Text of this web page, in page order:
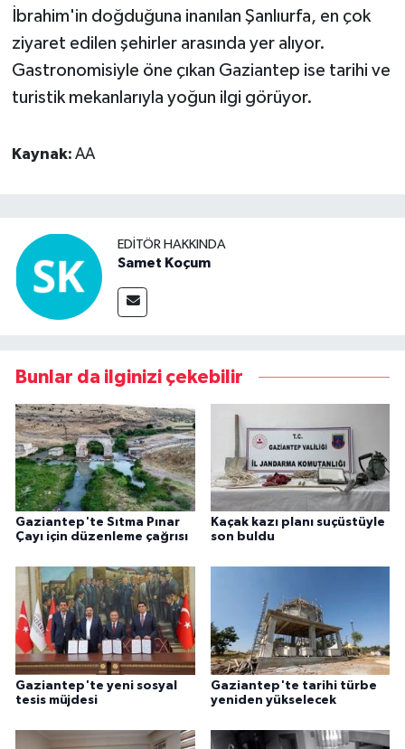
İbrahim'in doğduğuna inanılan Şanlıurfa, en çok
ziyaret edilen şehirler arasında yer alıyor.
Gastronomisiyle öne çıkan Gaziantep ise tarihi ve
turistik mekanlarıyla yoğun ilgi görüyor.
Kaynak: AA
EDITÖR HAKKINDA
Samet Koçum
Bunlar da ilginizi çekebilir
Gaziantep'te Sıtma Pınar
Çayı için düzenleme çağrısı
Kaçak kazı planı suçüstüyle
son buldu
Gaziantep'te yeni sosyal
tesis müjdesi
Gaziantep'te tarihi türbe
yeniden yükselecek